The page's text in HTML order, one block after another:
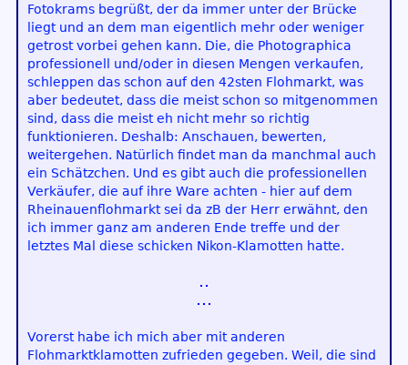
Fotokrams begrüßt, der da immer unter der Brücke
liegt und an dem man eigentlich mehr oder weniger
getrost vorbei gehen kann. Die, die Photographica
professionell und/oder in diesen Mengen verkaufen,
schleppen das schon auf den 42sten Flohmarkt, was
aber bedeutet, dass die meist schon so mitgenommen
sind, dass die meist eh nicht mehr so richtig
funktionieren. Deshalb: Anschauen, bewerten,
weitergehen. Natürlich findet man da manchmal auch
ein Schätzchen. Und es gibt auch die professionellen
Verkäufer, die auf ihre Ware achten - hier auf dem
Rheinauenflohmarkt sei da zB der Herr erwähnt, den
ich immer ganz am anderen Ende treffe und der
letztes Mal diese schicken Nikon-Klamotten hatte.
Vorerst habe ich mich aber mit anderen
Flohmarktklamotten zufrieden gegeben. Weil, die sind